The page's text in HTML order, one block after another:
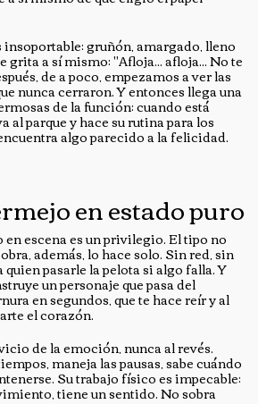
gruñón, amargado, lleno
grita a sí mismo: "Afloja... afloja... No te
de a poco, empezamos a ver las
nunca cerraron. Y entonces llega una
de la función: cuando está
al parque y hace su rutina para los
algo parecido a la felicidad.
en estado puro
escena es un privilegio. El tipo no
además, lo hace solo. Sin red, sin
pasarle la pelota si algo falla. Y
un personaje que pasa del
en segundos, que te hace reír y al
el corazón.
de la emoción, nunca al revés.
maneja las pausas, sabe cuándo
Su trabajo físico es impecable:
tiene un sentido. No sobra